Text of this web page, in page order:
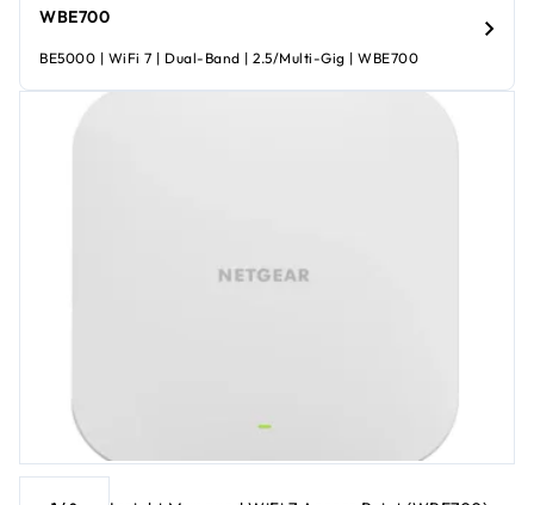
WBE700
BE5000 | WiFi 7 | Dual-Band | 2.5/Multi-Gig | WBE700